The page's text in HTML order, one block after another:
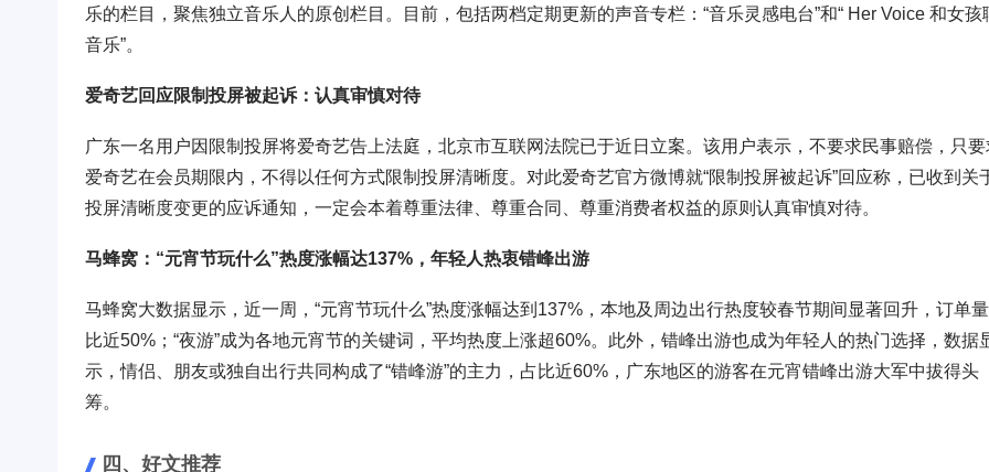
乐的栏目，聚焦独立音乐人的原创栏目。目前，包括两档定期更新的声音专栏：“音乐灵感电台”和“ Her Voice 和女孩
音乐”。
爱奇艺回应限制投屏被起诉：认真审慎对待
广东一名用户因限制投屏将爱奇艺告上法庭，北京市互联网法院已于近日立案。该用户表示，不要求民事赔偿，只要
爱奇艺在会员期限内，不得以任何方式限制投屏清晰度。对此爱奇艺官方微博就“限制投屏被起诉”回应称，已收到关
投屏清晰度变更的应诉通知，一定会本着尊重法律、尊重合同、尊重消费者权益的原则认真审慎对待。
马蜂窝：“元宵节玩什么”热度涨幅达137%，年轻人热衷错峰出游
马蜂窝大数据显示，近一周，“元宵节玩什么”热度涨幅达到137%，本地及周边出行热度较春节期间显著回升，订单
比近50%；“夜游”成为各地元宵节的关键词，平均热度上涨超60%。此外，错峰出游也成为年轻人的热门选择，数据
示，情侣、朋友或独自出行共同构成了“错峰游”的主力，占比近60%，广东地区的游客在元宵错峰出游大军中拔得头
筹。
四、好文推荐